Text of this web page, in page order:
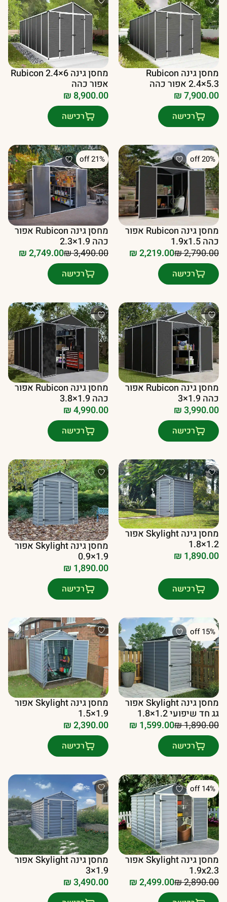
מחסן גינה Rubicon
2.4×5.3 אפור כהה
₪7,900.00
רכישה
מחסן גינה Rubicon 2.4×6
אפור כהה
₪ 8,900.00
רכישה
20% off
מחסן גינה Rubicon אפור
כהה 1.9x1.5
₪2,790.00
המחיר
המקורי
היה:
₪2,219.00
המחיר
הנוכחי
הוא:
רכישה
21% off
מחסן גינה Rubicon אפור
כהה 1.9×2.3
₪3,490.00
המחיר
המקורי
היה:
₪2,749.00
המחיר
הנוכחי
הוא:
רכישה
מחסן גינה Rubicon אפור
כהה 1.9×3
₪3,990.00
רכישה
מחסן גינה Rubicon אפור
כהה 1.9×3.8
₪4,990.00
רכישה
מחסן גינה Skylight אפור
1.2×1.8
₪ 1,890.00
רכישה
מחסן גינה Skylight אפור
1.9×0.9
₪ 1,890.00
רכישה
15% off
מחסן גינה Skylight אפור
גג חד שיפועי 1.2×1.8
₪1,890.00
המחיר
המקורי
היה:
₪ 1,890.00.
₪ 1,599.00
המחיר
הנוכחי
הוא:
₪ 1,599.00.
רכישה
מחסן גינה Skylight אפור
1.9×1.5
₪2,390.00
רכישה
14% off
מחסן גינה Skylight אפור
1.9x2.3
₪2,890.00
המחיר
₪2,499.00
המחיר
מחסן גינה Skylight אפור
1.9×3
₪3,490.00